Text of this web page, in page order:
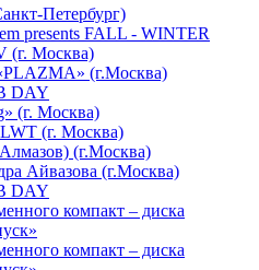
Петербург)
presents FALL - WINTER
(г. Москва)
(г.Москва)
DAY
(г. Москва)
(г. Москва)
(г.Москва)
Айвазова (г.Москва)
DAY
компакт – диска
компакт – диска